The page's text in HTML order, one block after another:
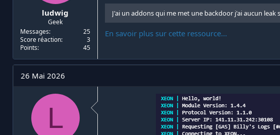
s
c
u
s
ludwig
Geek
Messages
25
Score réaction
3
Points
45
J'ai un addons qui me met une backdoor j'ai aucun
En savoir plus sur cette ressource...
26 Mai 2026
L